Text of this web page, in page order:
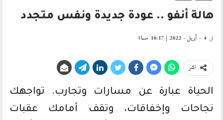
هالة أنفو .. عودة جديدة ونفس متجدد
في 4 - أبريل - 2022 | 16:17 مساءً
انشر
الحياة عبارة عن مسارات وتجارب. تواجهك
نجاحات وإخفاقات، وتقف أمامك عقبات